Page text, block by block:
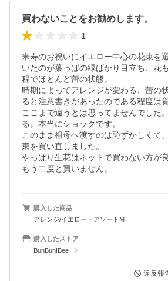
買わないことをお勧めします。
1
米寿のお祝いにイエロー中心の花束を
いたのが葉っぱの緑ばかり目立ち、花
程でほとんど蕾の状態。
時期によってアレンジが変わる、蕾の
ると注意書きがあったのである程度は
ここまで違うとは思ってませんでした
る。本当にショックです。
このまま祖母へ渡すのは恥ずかしくて
束を買い直しました。
やっぱり生花はネットで買わない方が
もう二度と買いません。
購入した商品
アレンジ/イエロー・アソートM
購入したストア
BunBun!Bee
違反報